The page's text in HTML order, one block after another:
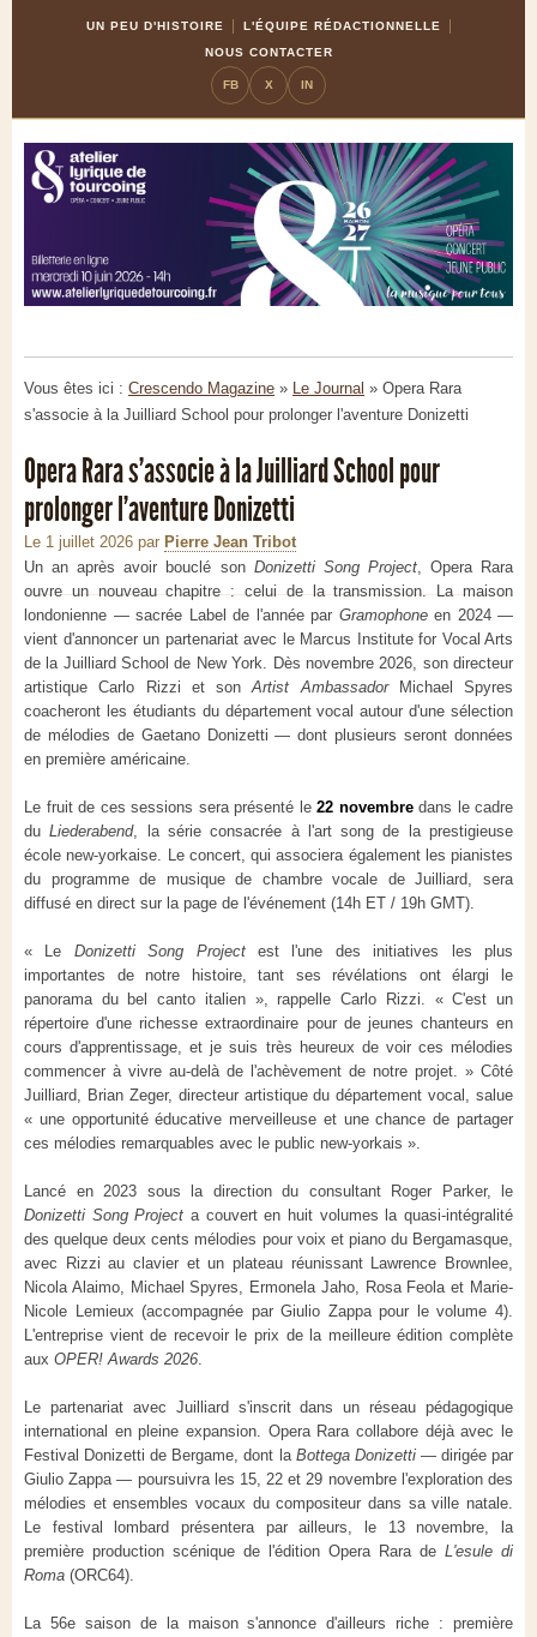
UN PEU D'HISTOIRE
L'ÉQUIPE RÉDACTIONNELLE
NOUS CONTACTER
FB X IN
Vous êtes ici : Crescendo Magazine » Le Journal » Opera Rara
s'associe à la Juilliard School pour prolonger l'aventure Donizetti
Opera Rara s'associe à la Juilliard School pour
prolonger l'aventure Donizetti
Le 1 juillet 2026 par Pierre Jean Tribot
Un an après avoir bouclé son Donizetti Song Project, Opera Rara
ouvre un nouveau chapitre : celui de la transmission. La maison
londonienne — sacrée Label de l'année par Gramophoneen 2024 —
vient d'annoncer un partenariat avec le Marcus Institute for Vocal Arts
de la Juilliard School de New York. Dès novembre 2026, son directeur
artistique Carlo Rizzi et sonArtist AmbassadorMichael Spyres
coacheront les étudiants du département vocal autour d'une sélection
de mélodies de Gaetano Donizetti — dont plusieurs seront données
en première américaine.
Le fruit de ces sessions sera présenté le 22 novembredans le cadre
duLiederabend, la série consacrée à l'art song de la prestigieuse
école new-yorkaise. Le concert, qui associera également les pianistes
du programme de musique de chambre vocale de Juilliard, sera
diffusé en direct sur la page de l'événement (14h ET / 19h GMT).
« Le Donizetti Song Projectest l'une des initiatives les plus
importantes de notre histoire, tant ses révélations ont élargi le
panorama du bel canto italien », rappelle Carlo Rizzi. « C'est un
répertoire d'une richesse extraordinaire pour de jeunes chanteurs en
cours d'apprentissage, et je suis très heureux de voir ces mélodies
commencer à vivre au-delà de l'achèvement de notre projet. » Côté
Juilliard, Brian Zeger, directeur artistique du département vocal, salue
« une opportunité éducative merveilleuse et une chance de partager
ces mélodies remarquables avec le public new-yorkais ».
Lancé en 2023 sous la direction du consultant Roger Parker, le
Donizetti Song Project a couvert en huit volumes la quasi-intégralité
des quelque deux cents mélodies pour voix et piano du Bergamasque,
avec Rizzi au clavier et un plateau réunissant Lawrence Brownlee,
Nicola Alaimo, Michael Spyres, Ermonela Jaho, Rosa Feola et Marie-
Nicole Lemieux (accompagnée par Giulio Zappa pour le volume 4).
L'entreprise vient de recevoir le prix de la meilleure édition complète
aux OPER! Awards 2026.
Le partenariat avec Juilliard s'inscrit dans un réseau pédagogique
international en pleine expansion. Opera Rara collabore déjà avec le
Festival Donizetti de Bergame, dont la Bottega Donizetti— dirigée par
Giulio Zappa — poursuivra les 15, 22 et 29 novembre l'exploration des
mélodies et ensembles vocaux du compositeur dans sa ville natale.
Le festival lombard présentera par ailleurs, le 13 novembre, la
première production scénique de l'édition Opera Rara de L'esule di
Roma (ORC64).
La 56e saison de la maison s'annonce d'ailleurs riche : première